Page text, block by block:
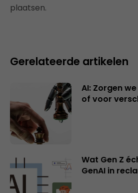
plaatsen.
Gerelateerde artikelen
AI: Zorgen
of voor
Wat Gen Z
GenAI in